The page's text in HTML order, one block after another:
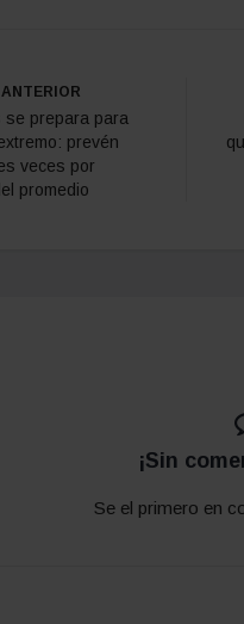
se prepara para
prevén
veces por
promedio
¡Sin
Se el primero en